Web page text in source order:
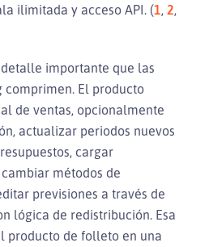
ilimitada y acceso API. (1, 2,
importante que las
comprimen. El producto
de ventas, opcionalmente
actualizar periodos nuevos
cargar
métodos de
previsiones a través de
lógica de redistribución. Esa
producto de folleto en una